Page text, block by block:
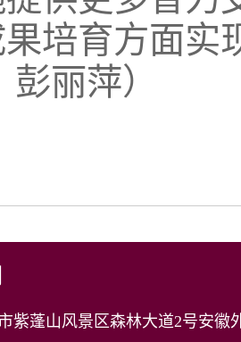
培育方面实
丽萍）
紫蓬山风景区森林大道2号安徽